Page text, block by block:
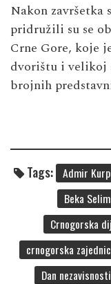
Nakon završetka
pridružili su se
Crne Gore, koje
dvorištu i velikoj
brojnih
Tags: Admir
Beka
Crnogorska
crnogorska
Dan